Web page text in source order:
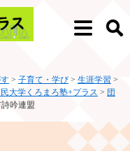
メ
検
> 子育て・学び > 生涯学習 >
大学くろまろ塾+プラス > 団
吟連盟